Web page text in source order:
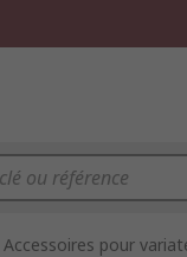
Accessoires pour